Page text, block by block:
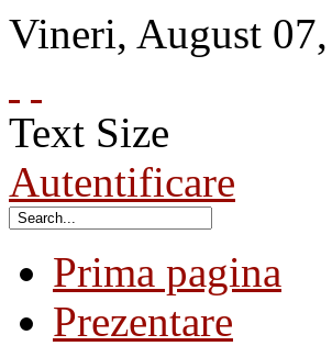
Vineri, August 07,
Text Size
Autentificare
Prima pagina
Prezentare